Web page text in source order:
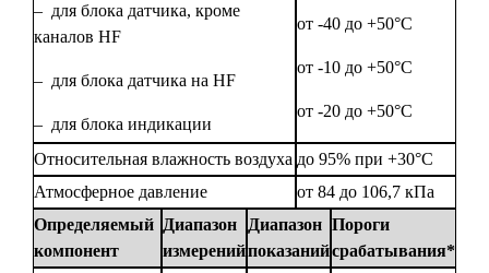
– для блока датчика, кроме
каналов HF
– для блока датчика на HF
– для блока индикации
от -40 до +50°С
от -10 до +50°С
от -20 до +50°С
Относительная влажность воздуха до 95% при +30°С
Атмосферное давление
от 84 до 106,7 кПа
Определяемый
компонент
Диапазон
измерений
Диапазон
показаний
Пороги
срабатывания*